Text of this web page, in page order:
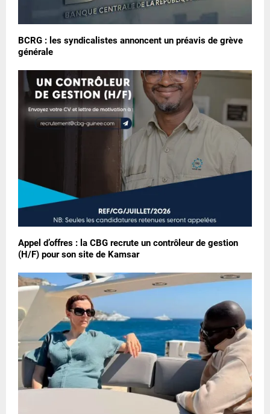
BCRG : les syndicalistes annoncent un préavis de grève
générale
Appel d’offres : la CBG recrute un contrôleur de gestion
(H/F) pour son site de Kamsar